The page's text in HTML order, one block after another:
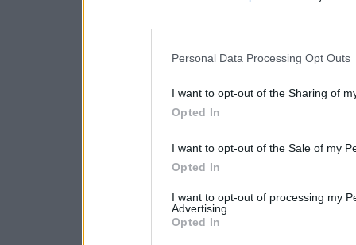
Personal Data Processing Opt Outs
I want to opt-out of the Sharing of
Opted In
I want to opt-out of the Sale of my
Opted In
I want to opt-out of processing my
Advertising.
Opted In